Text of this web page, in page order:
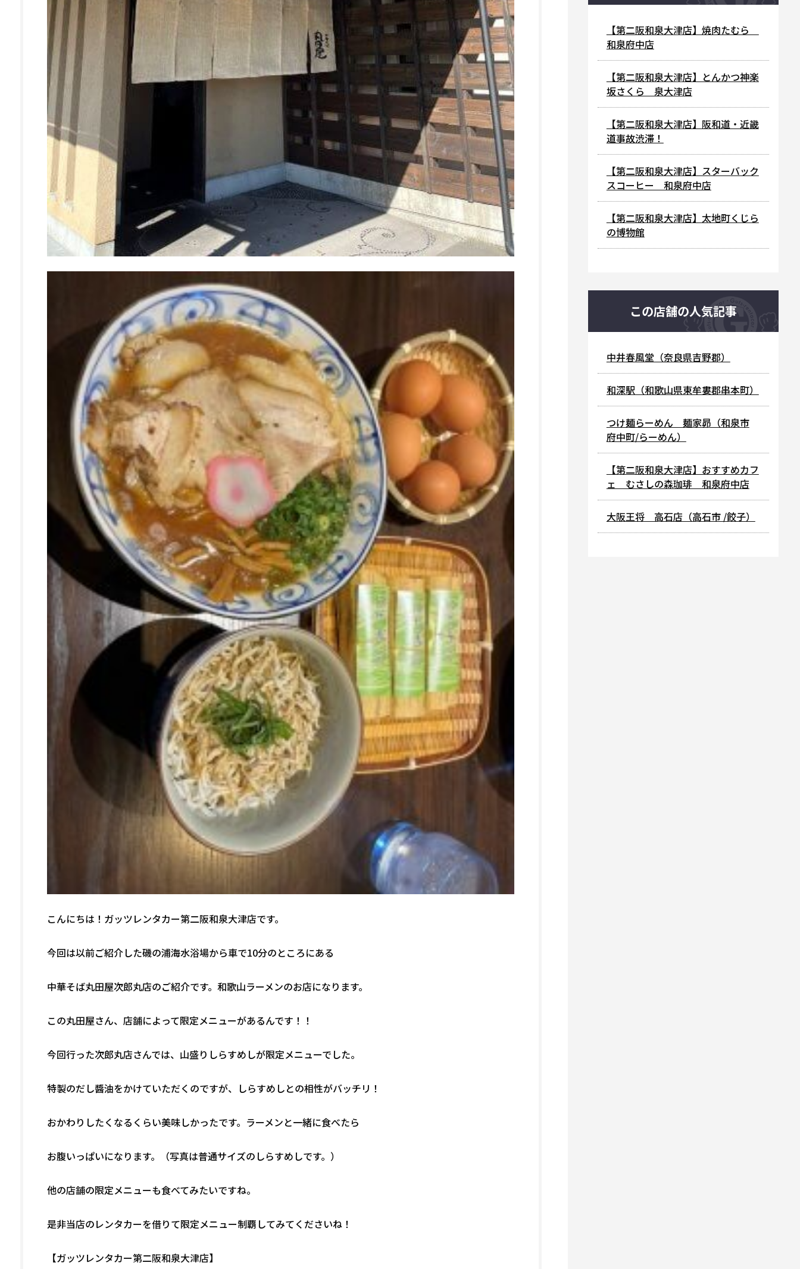
こんにちは！ガッツレンタカー第二阪和泉大津店です。
今回は以前ご紹介した磯の浦海水浴場から車で10分のところにある
中華そば丸田屋次郎丸店のご紹介です。和歌山ラーメンのお店になります。
この丸田屋さん、店舗によって限定メニューがあるんです！！
今回行った次郎丸店さんでは、山盛りしらすめしが限定メニューでした。
特製のだし醬油をかけていただくのですが、しらすめしとの相性がバッチリ！
おかわりしたくなるくらい美味しかったです。ラーメンと一緒に食べたら
お腹いっぱいになります。（写真は普通サイズのしらすめしです。）
他の店舗の限定メニューも食べてみたいですね。
是非当店のレンタカーを借りて限定メニュー制覇してみてくださいね！
【ガッツレンタカー第二阪和泉大津店】
【第二阪和泉大津店】焼肉たむら
和泉府中店
【第二阪和泉大津店】とんかつ神楽
坂さくら 泉大津店
【第二阪和泉大津店】阪和道・近畿
道事故渋滞！
【第二阪和泉大津店】スターバック
スコーヒー 和泉府中店
【第二阪和泉大津店】太地町くじら
の博物館
この店舗の人気記事
中井春風堂（奈良県吉野郡）
和深駅（和歌山県東牟婁郡串本町）
つけ麺らーめん 麺家昴（和泉市
府中町/らーめん）
【第二阪和泉大津店】おすすめカフ
ェ むさしの森珈琲 和泉府中店
大阪王将 高石店（高石市 /餃子）